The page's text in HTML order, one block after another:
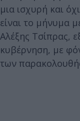
μια ισχυρή και
είναι το μήνυμα
Αλέξης Τσίπρας,
κυβέρνηση, με
των